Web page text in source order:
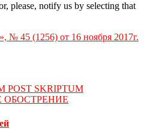
please, notify us by selecting that
№ 45 (1256) от 16 ноября 2017г.
SKRIPTUM
ОБОСТРЕНИЕ